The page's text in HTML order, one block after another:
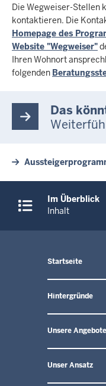
Die Wegweiser-Stellen
kontaktieren. Die
Homepage des
Website "Wegweiser"
Ihren Wohnort
folgenden
Das
Inhalte
Im Überblick
Inhalt
in
der
Fußzeile
Startseite
Hintergründe
Unsere Angebote
Unser Ansatz